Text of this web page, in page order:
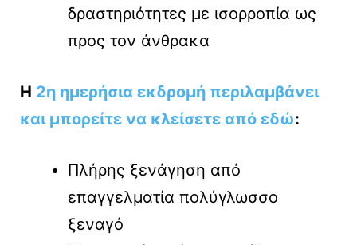
δραστηριότητες με ισορροπία ως
προς τον άνθρακα
Η 2η ημερήσια εκδρομή περιλαμβάνει
και μπορείτε να κλείσετε από εδώ:
Πλήρης ξενάγηση από
επαγγελματία πολύγλωσσο
ξεναγό